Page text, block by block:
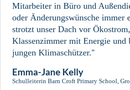
Mitarbeiter in Büro und
oder Änderungswünsche immer
strotzt unser Dach vor
Klassenzimmer mit Energie und
jungen Klimaschützer.''
Emma-Jane Kelly
Schulleiterin Barn Croft Primary School,